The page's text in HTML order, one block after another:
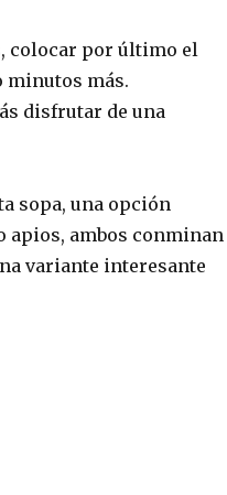
colocar por último el
más.
disfrutar de una
sopa, una opción
apios, ambos conminan
variante interesante